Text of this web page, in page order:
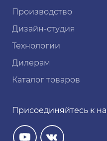
Производство
Дизайн-студия
Технологии
Дилерам
Каталог товаров
Присоединяйтесь к